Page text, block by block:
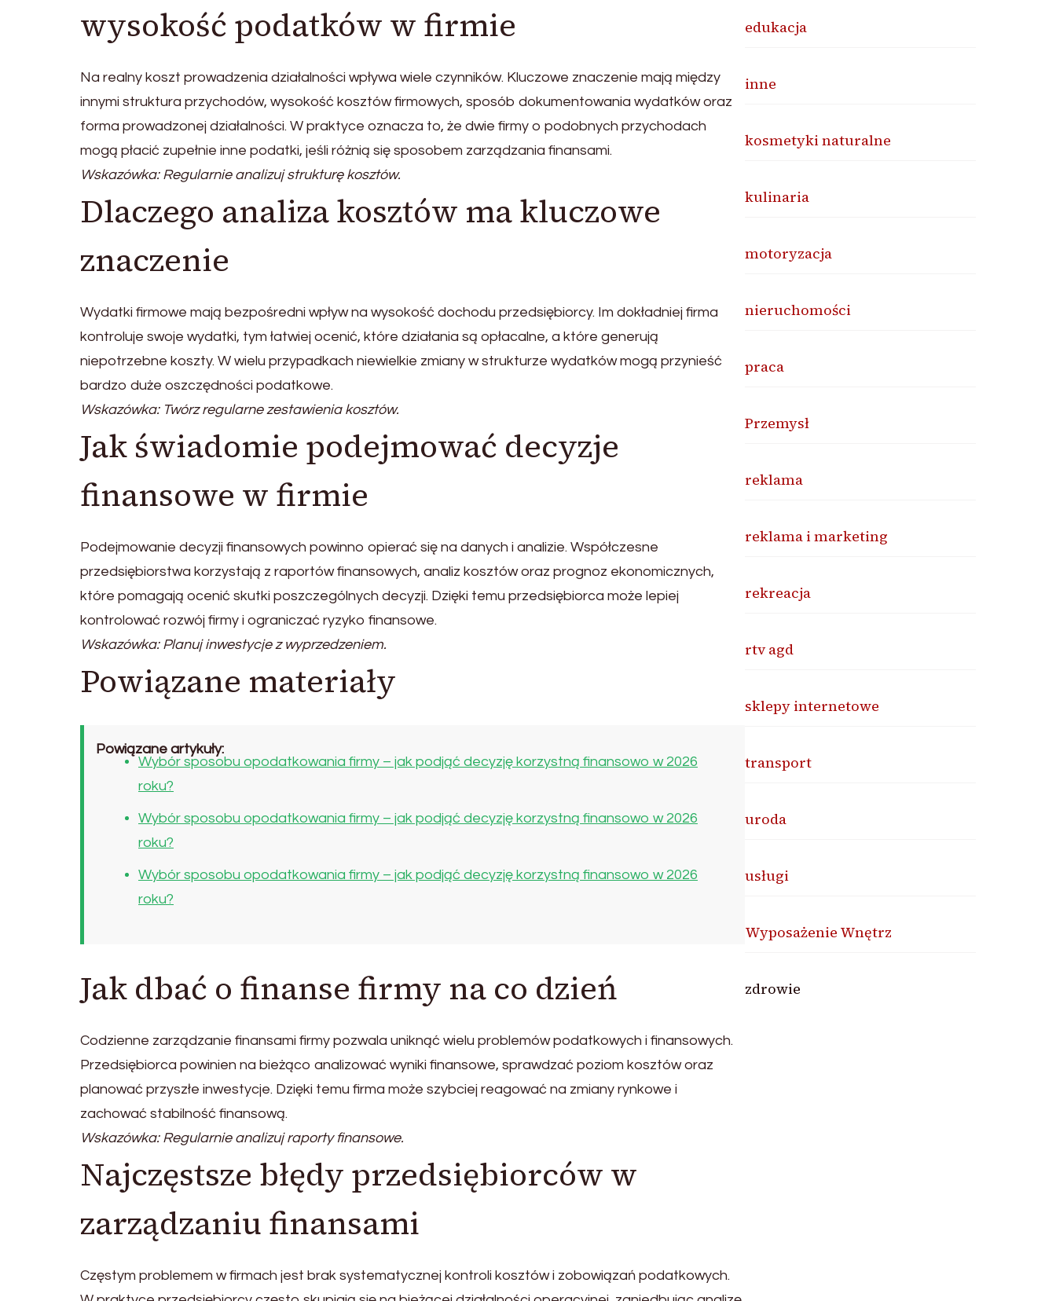
wysokość podatków w firmie
Na realny koszt prowadzenia działalności wpływa wiele czynników. Kluczowe znaczenie mają między
innymi struktura przychodów, wysokość kosztów firmowych, sposób dokumentowania wydatków oraz
forma prowadzonej działalności. W praktyce oznacza to, że dwie firmy o podobnych przychodach
mogą płacić zupełnie inne podatki, jeśli różnią się sposobem zarządzania finansami.
Wskazówka: Regularnie analizuj strukturę kosztów.
Dlaczego analiza kosztów ma kluczowe
znaczenie
Wydatki firmowe mają bezpośredni wpływ na wysokość dochodu przedsiębiorcy. Im dokładniej firma
kontroluje swoje wydatki, tym łatwiej ocenić, które działania są opłacalne, a które generują
niepotrzebne koszty. W wielu przypadkach niewielkie zmiany w strukturze wydatków mogą przynieść
bardzo duże oszczędności podatkowe.
Wskazówka: Twórz regularne zestawienia kosztów.
Jak świadomie podejmować decyzje
finansowe w firmie
Podejmowanie decyzji finansowych powinno opierać się na danych i analizie. Współczesne
przedsiębiorstwa korzystają z raportów finansowych, analiz kosztów oraz prognoz ekonomicznych,
które pomagają ocenić skutki poszczególnych decyzji. Dzięki temu przedsiębiorca może lepiej
kontrolować rozwój firmy i ograniczać ryzyko finansowe.
Wskazówka: Planuj inwestycje z wyprzedzeniem.
Powiązane materiały
Powiązane artykuły:
Wybór sposobu opodatkowania firmy – jak podjąć decyzję korzystną finansowo w 2026
roku?
Wybór sposobu opodatkowania firmy – jak podjąć decyzję korzystną finansowo w 2026
roku?
Wybór sposobu opodatkowania firmy – jak podjąć decyzję korzystną finansowo w 2026
roku?
Jak dbać o finanse firmy na co dzień
Codzienne zarządzanie finansami firmy pozwala uniknąć wielu problemów podatkowych i finansowych.
Przedsiębiorca powinien na bieżąco analizować wyniki finansowe, sprawdzać poziom kosztów oraz
planować przyszłe inwestycje. Dzięki temu firma może szybciej reagować na zmiany rynkowe i
zachować stabilność finansową.
Wskazówka: Regularnie analizuj raporty finansowe.
Najczęstsze błędy przedsiębiorców w
zarządzaniu finansami
Częstym problemem w firmach jest brak systematycznej kontroli kosztów i zobowiązań podatkowych.
edukacja
inne
kosmetyki naturalne
kulinaria
motoryzacja
nieruchomości
praca
Przemysł
reklama
reklama i marketing
rekreacja
rtv agd
sklepy internetowe
transport
uroda
usługi
Wyposażenie Wnętrz
zdrowie